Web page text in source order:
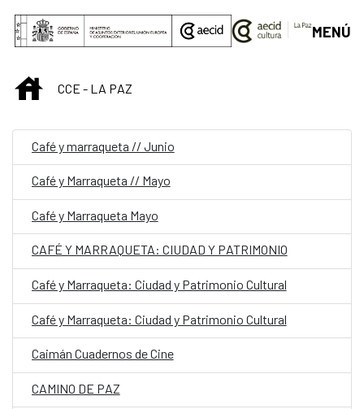
Saut au contenu principal
MENÚ
INICIOCCE - LA PAZ
Café y marraqueta // Junio
Café y Marraqueta // Mayo
Café y Marraqueta Mayo
CAFÉ Y MARRAQUETA: CIUDAD Y PATRIMONIO
Café y Marraqueta: Ciudad y Patrimonio Cultural
Café y Marraqueta: Ciudad y Patrimonio Cultural
Caimán Cuadernos de Cine
CAMINO DE PAZ